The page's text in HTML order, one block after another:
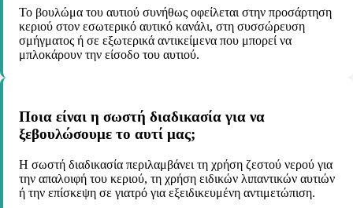
Το βουλώμα του αυτιού συνήθως οφείλεται στην προσάρτηση
κεριού στον εσωτερικό αυτικό κανάλι, στη συσσώρευση
σμήγματος ή σε εξωτερικά αντικείμενα που μπορεί να
μπλοκάρουν την είσοδο του αυτιού.
Ποια είναι η σωστή διαδικασία για να
ξεβουλώσουμε το αυτί μας;
Η σωστή διαδικασία περιλαμβάνει τη χρήση ζεστού νερού για
την απαλοιφή του κεριού, τη χρήση ειδικών λιπαντικών αυτιών
ή την επίσκεψη σε γιατρό για εξειδικευμένη αντιμετώπιση.